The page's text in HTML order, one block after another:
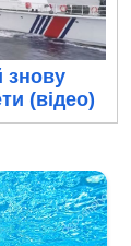
знову
(відео)